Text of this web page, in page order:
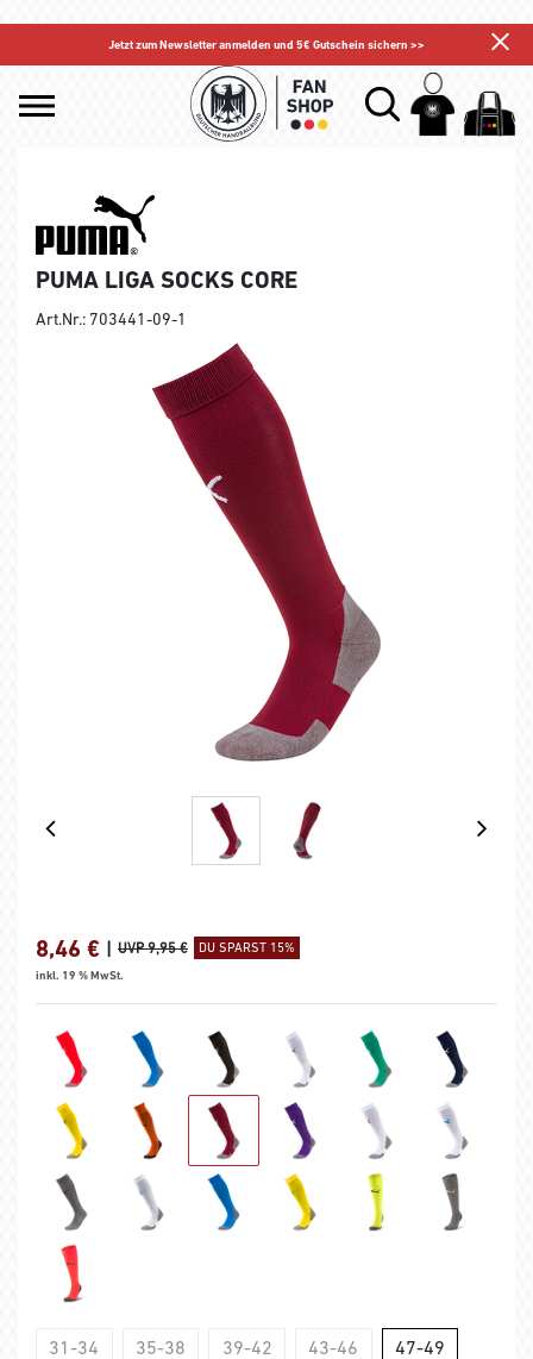
Jetzt zum Newsletter anmelden und 5€ Gutschein sichern >>
PUMA LIGA SOCKS CORE
Art.Nr.: 703441-09-1
8,46 € | UVP 9,95 € DU SPARST 15%
inkl. 19 % MwSt.
31-34 35-38 39-42 43-46 47-49